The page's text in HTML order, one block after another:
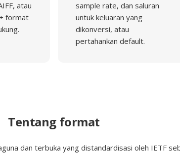
atau
format
sample rate, dan saluran
untuk keluaran yang
dikonversi, atau
pertahankan default.
Tentang format
dan terbuka yang distandardisasi oleh IETF